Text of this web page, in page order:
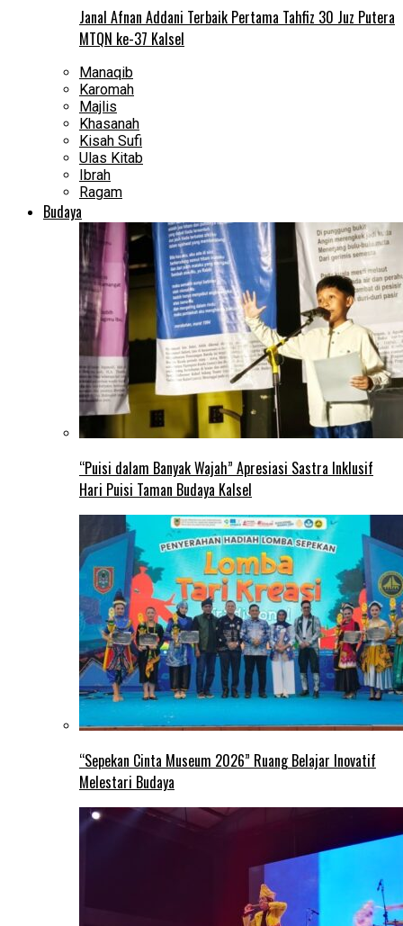
Janal Afnan Addani Terbaik Pertama Tahfiz 30 Juz Putera
MTQN ke-37 Kalsel
Manaqib
Karomah
Majlis
Khasanah
Kisah Sufi
Ulas Kitab
Ibrah
Ragam
Budaya
“Puisi dalam Banyak Wajah” Apresiasi Sastra Inklusif
Hari Puisi Taman Budaya Kalsel
“Sepekan Cinta Museum 2026” Ruang Belajar Inovatif
Melestari Budaya